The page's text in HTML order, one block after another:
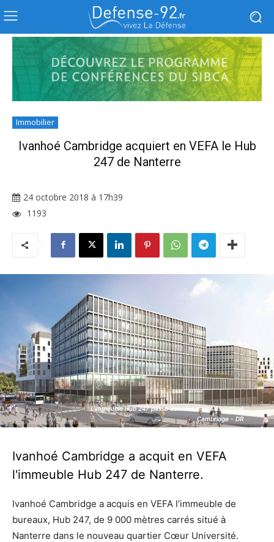
Immobilier
Ivanhoé Cambridge acquiert en VEFA le Hub
247 de Nanterre
24 octobre 2018 à 17h39
1193
L'immeuble Hub 247 passe dans les mains d'Ivanhoé
Cambridge - DR
L'immeuble Hub 247 passe dans les mains d'Ivanhoé
Cambridge - DR
Ivanhoé Cambridge a acquit en VEFA
l'immeuble Hub 247 de Nanterre.
Ivanhoé Cambridge a acquis en VEFA l’immeuble de
bureaux, Hub 247, de 9 000 mètres carrés situé à
Nanterre dans le nouveau quartier Cœur Université.